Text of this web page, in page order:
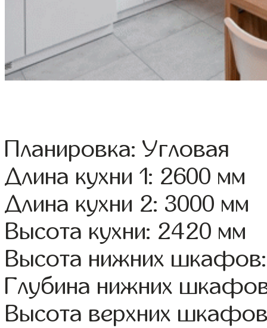
Планировка: Угловая
Длина кухни 1: 2600 мм
Длина кухни 2: 3000 мм
Высота кухни: 2420 мм
Высота нижних
Глубина нижних
Высота верхних